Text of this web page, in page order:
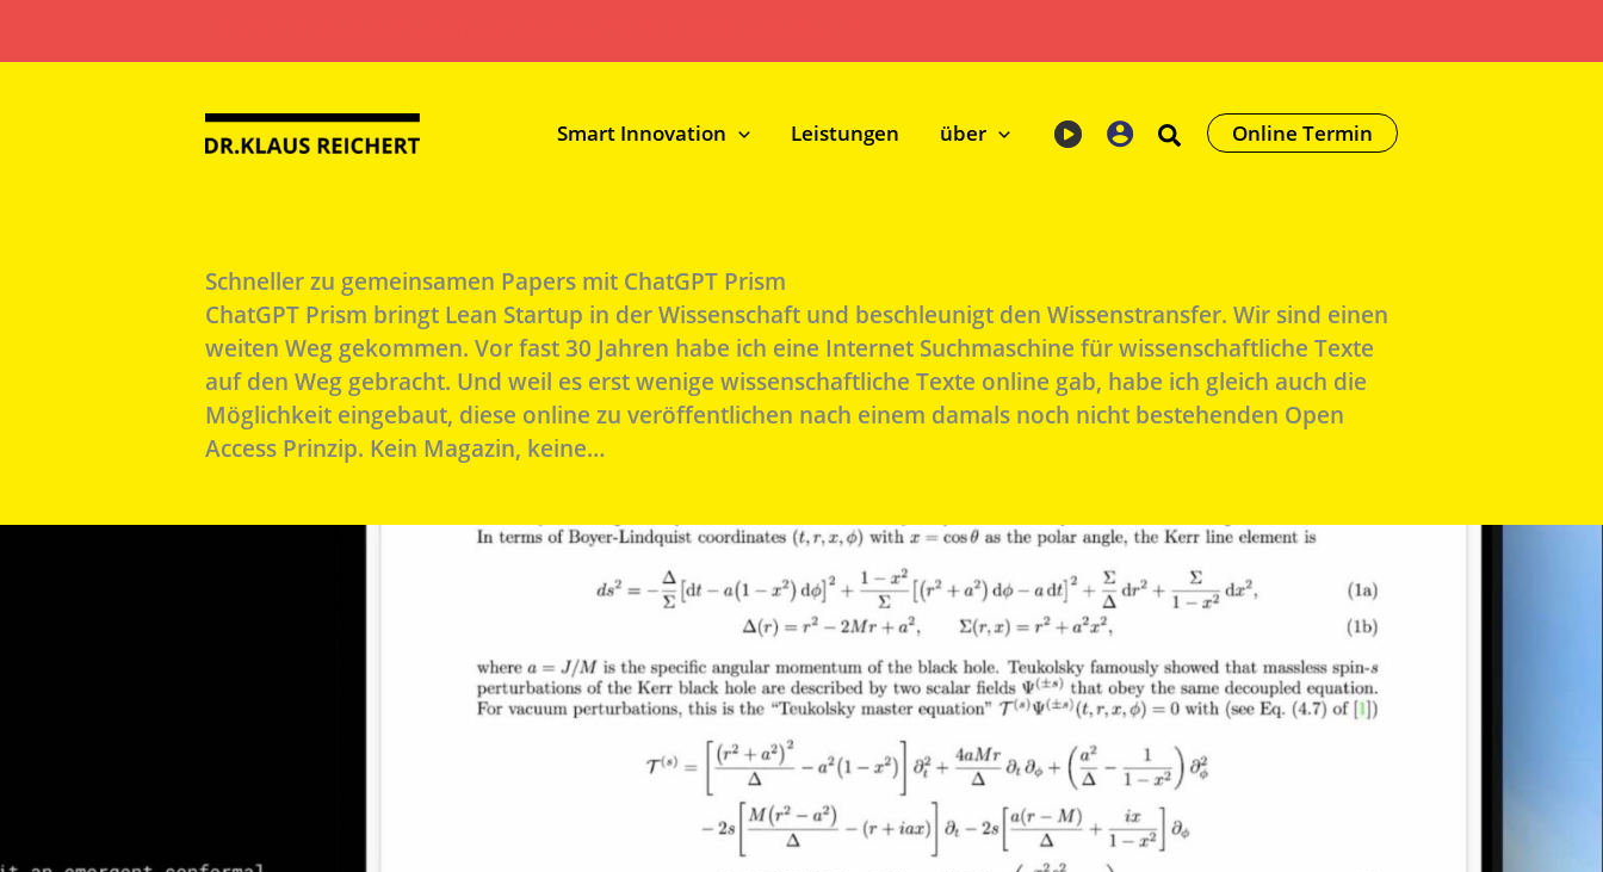
Smart Innovation Leistungen über Online Termin
Schneller zu gemeinsamen Papers mit ChatGPT Prism
ChatGPT Prism bringt Lean Startup in der Wissenschaft und beschleunigt den Wissenstransfer. Wir sind einen
weiten Weg gekommen. Vor fast 30 Jahren habe ich eine Internet Suchmaschine für wissenschaftliche Texte
auf den Weg gebracht. Und weil es erst wenige wissenschaftliche Texte online gab, habe ich gleich auch die
Möglichkeit eingebaut, diese online zu veröffentlichen nach einem damals noch nicht bestehenden Open
Access Prinzip. Kein Magazin, keine…